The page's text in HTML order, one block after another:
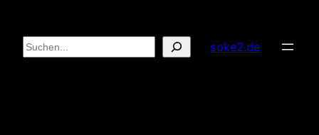
Inhalt
springen
Suchen soke2.de